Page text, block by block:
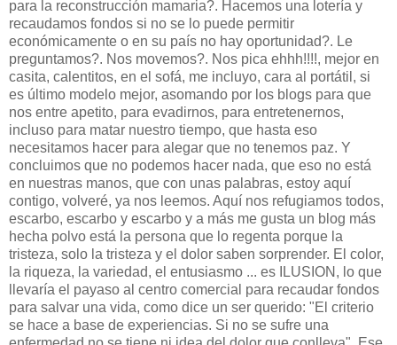
para la reconstrucción mamaria?. Hacemos una lotería y
recaudamos fondos si no se lo puede permitir
económicamente o en su país no hay oportunidad?. Le
preguntamos?. Nos movemos?. Nos pica ehhh!!!!, mejor en
casita, calentitos, en el sofá, me incluyo, cara al portátil, si
es último modelo mejor, asomando por los blogs para que
nos entre apetito, para evadirnos, para entretenernos,
incluso para matar nuestro tiempo, que hasta eso
necesitamos hacer para alegar que no tenemos paz. Y
concluimos que no podemos hacer nada, que eso no está
en nuestras manos, que con unas palabras, estoy aquí
contigo, volveré, ya nos leemos. Aquí nos refugiamos todos,
escarbo, escarbo y escarbo y a más me gusta un blog más
hecha polvo está la persona que lo regenta porque la
tristeza, solo la tristeza y el dolor saben sorprender. El color,
la riqueza, la variedad, el entusiasmo ... es ILUSION, lo que
llevaría el payaso al centro comercial para recaudar fondos
para salvar una vida, como dice un ser querido: "El criterio
se hace a base de experiencias. Si no se sufre una